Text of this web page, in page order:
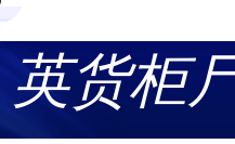
英货柜